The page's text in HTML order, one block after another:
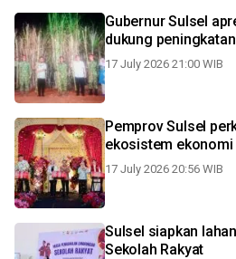
Gubernur Sulsel
dukung
17 July 2026 21:00 WIB
Pemprov Sulsel
ekosistem
17 July 2026 20:56 WIB
Sulsel siapkan
Sekolah Rakyat